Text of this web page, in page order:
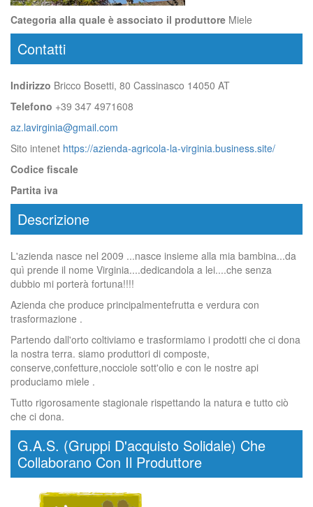
Categoria alla quale è associato il produttore Miele
Contatti
Indirizzo Bricco Bosetti, 80 Cassinasco 14050 AT
Telefono +39 347 4971608
az.lavirginia@gmail.com
Sito intenet https://azienda-agricola-la-virginia.business.site/
Codice fiscale
Partita iva
Descrizione
L'azienda nasce nel 2009 ...nasce insieme alla mia bambina...da
quì prende il nome Virginia....dedicandola a lei....che senza
dubbio mi porterà fortuna!!!!
Azienda che produce principalmentefrutta e verdura con
trasformazione .
Partendo dall'orto coltiviamo e trasformiamo i prodotti che ci dona
la nostra terra. siamo produttori di composte,
conserve,confetture,nocciole sott'olio e con le nostre api
produciamo miele .
Tutto rigorosamente stagionale rispettando la natura e tutto ciò
che ci dona.
G.A.S. (Gruppi D'acquisto Solidale) Che
Collaborano Con Il Produttore